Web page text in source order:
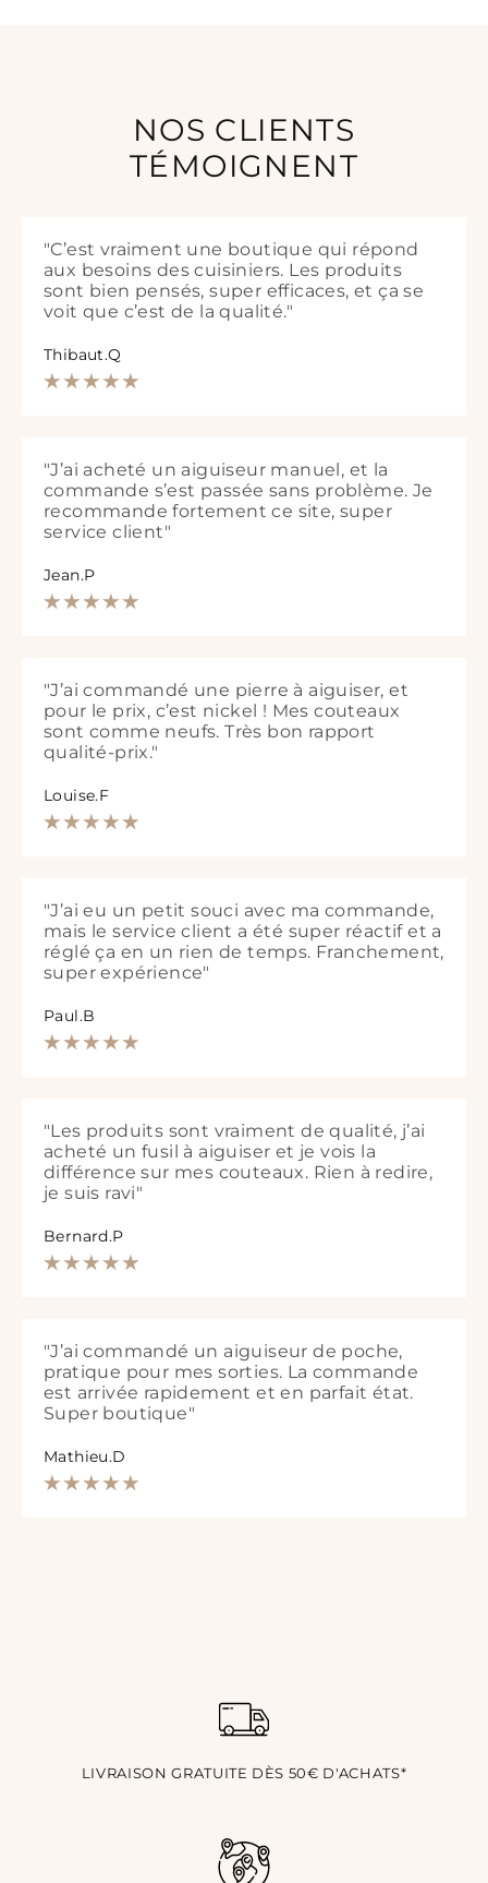
NOS CLIENTS
TÉMOIGNENT
"C’est vraiment une boutique qui répond
aux besoins des cuisiniers. Les produits
sont bien pensés, super efficaces, et ça se
voit que c’est de la qualité."
Thibaut.Q
"J’ai acheté un aiguiseur manuel, et la
commande s’est passée sans problème. Je
recommande fortement ce site, super
service client"
Jean.P
"J’ai commandé une pierre à aiguiser, et
pour le prix, c’est nickel ! Mes couteaux
sont comme neufs. Très bon rapport
qualité-prix."
Louise.F
"J’ai eu un petit souci avec ma commande,
mais le service client a été super réactif et a
réglé ça en un rien de temps. Franchement,
super expérience"
Paul.B
"Les produits sont vraiment de qualité, j’ai
acheté un fusil à aiguiser et je vois la
différence sur mes couteaux. Rien à redire,
je suis ravi"
Bernard.P
"J’ai commandé un aiguiseur de poche,
pratique pour mes sorties. La commande
est arrivée rapidement et en parfait état.
Super boutique"
Mathieu.D
LIVRAISON GRATUITE DÈS 50€ D'ACHATS*